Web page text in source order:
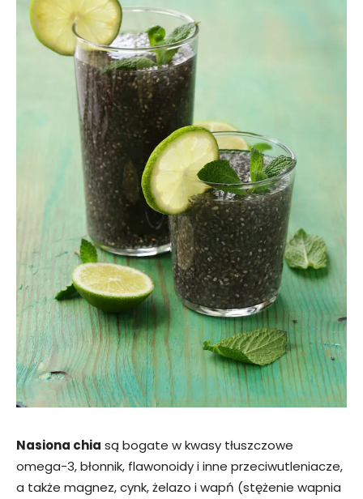
Nasiona chia są bogate w kwasy tłuszczowe
omega-3, błonnik, flawonoidy i inne przeciwutleniacze,
a także magnez, cynk, żelazo i wapń (stężenie wapnia